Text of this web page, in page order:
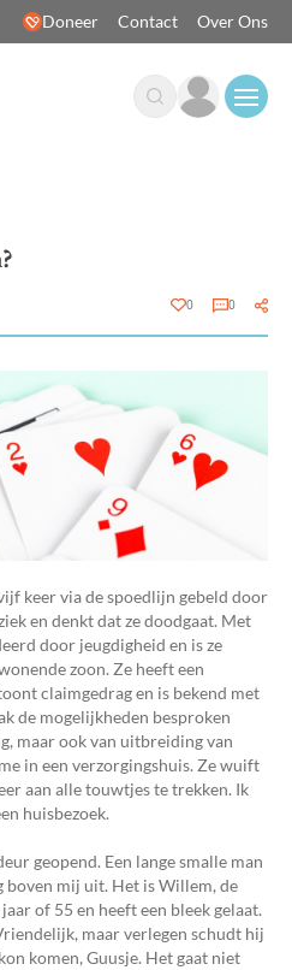
Doneer Contact Over Ons
0 0
keer via de spoedlijn gebeld door
en denkt dat ze doodgaat. Met
door jeugdigheid en is ze
zoon. Ze heeft een
claimgedrag en is bekend met
de mogelijkheden besproken
maar ook van uitbreiding van
in een verzorgingshuis. Ze wuift
aan alle touwtjes te trekken. Ik
huisbezoek.
geopend. Een lange smalle man
boven mij uit. Het is Willem, de
of 55 en heeft een bleek gelaat.
maar verlegen schudt hij
komen, Guusje. Het gaat niet